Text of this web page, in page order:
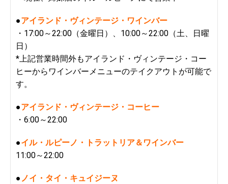
●アイランド・ヴィンテージ・ワインバー
・17:00～22:00（金曜日）、10:00～22:00（土、日曜
日）
*上記営業時間外もアイランド・ヴィンテージ・コー
ヒーからワインバーメニューのテイクアウトが可能で
す。
●アイランド・ヴィンテージ・コーヒー
・6:00～22:00
●イル・ルピーノ・トラットリア＆ワインバー
11:00～22:00
● ノイ・タイ・キュイジーヌ